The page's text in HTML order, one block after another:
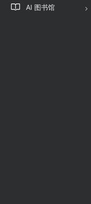
AI 图书馆